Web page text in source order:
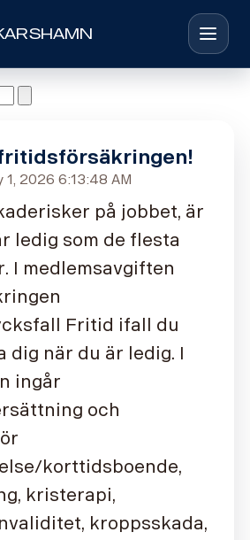
Toggle
1, 2026 6:13:48 AM
på jobbet, är
ledig som de flesta
I medlemsavgiften
Fritid ifall du
dig när du är ledig. I
ingår
och
korttidsboende,
kristerapi,
kroppsskada,